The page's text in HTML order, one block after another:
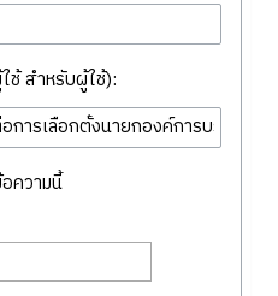
ช้ สำหรับผู้ใช้):
ความนี้